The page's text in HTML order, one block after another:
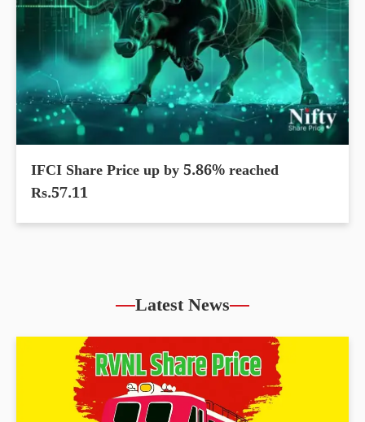
IFCI Share Price up by 5.86% reached
Rs.57.11
Latest News